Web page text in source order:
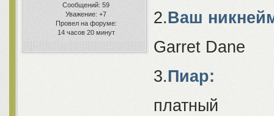
Сообщений: 59
Уважение: +7
Провел на форуме:
14 часов 20 минут
2.Ваш
Garret Dane
3.Пиар:
платный